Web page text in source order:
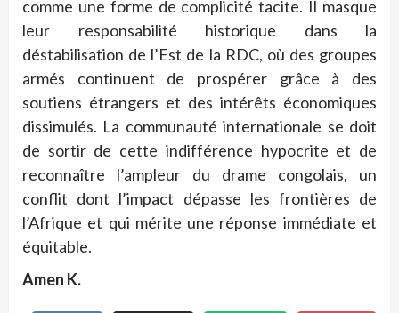
comme une forme de complicité tacite. Il masque
leur responsabilité historique dans la
déstabilisation de l’Est de la RDC, où des groupes
armés continuent de prospérer grâce à des
soutiens étrangers et des intérêts économiques
dissimulés. La communauté internationale se doit
de sortir de cette indifférence hypocrite et de
reconnaître l’ampleur du drame congolais, un
conflit dont l’impact dépasse les frontières de
l’Afrique et qui mérite une réponse immédiate et
équitable.
Amen K.